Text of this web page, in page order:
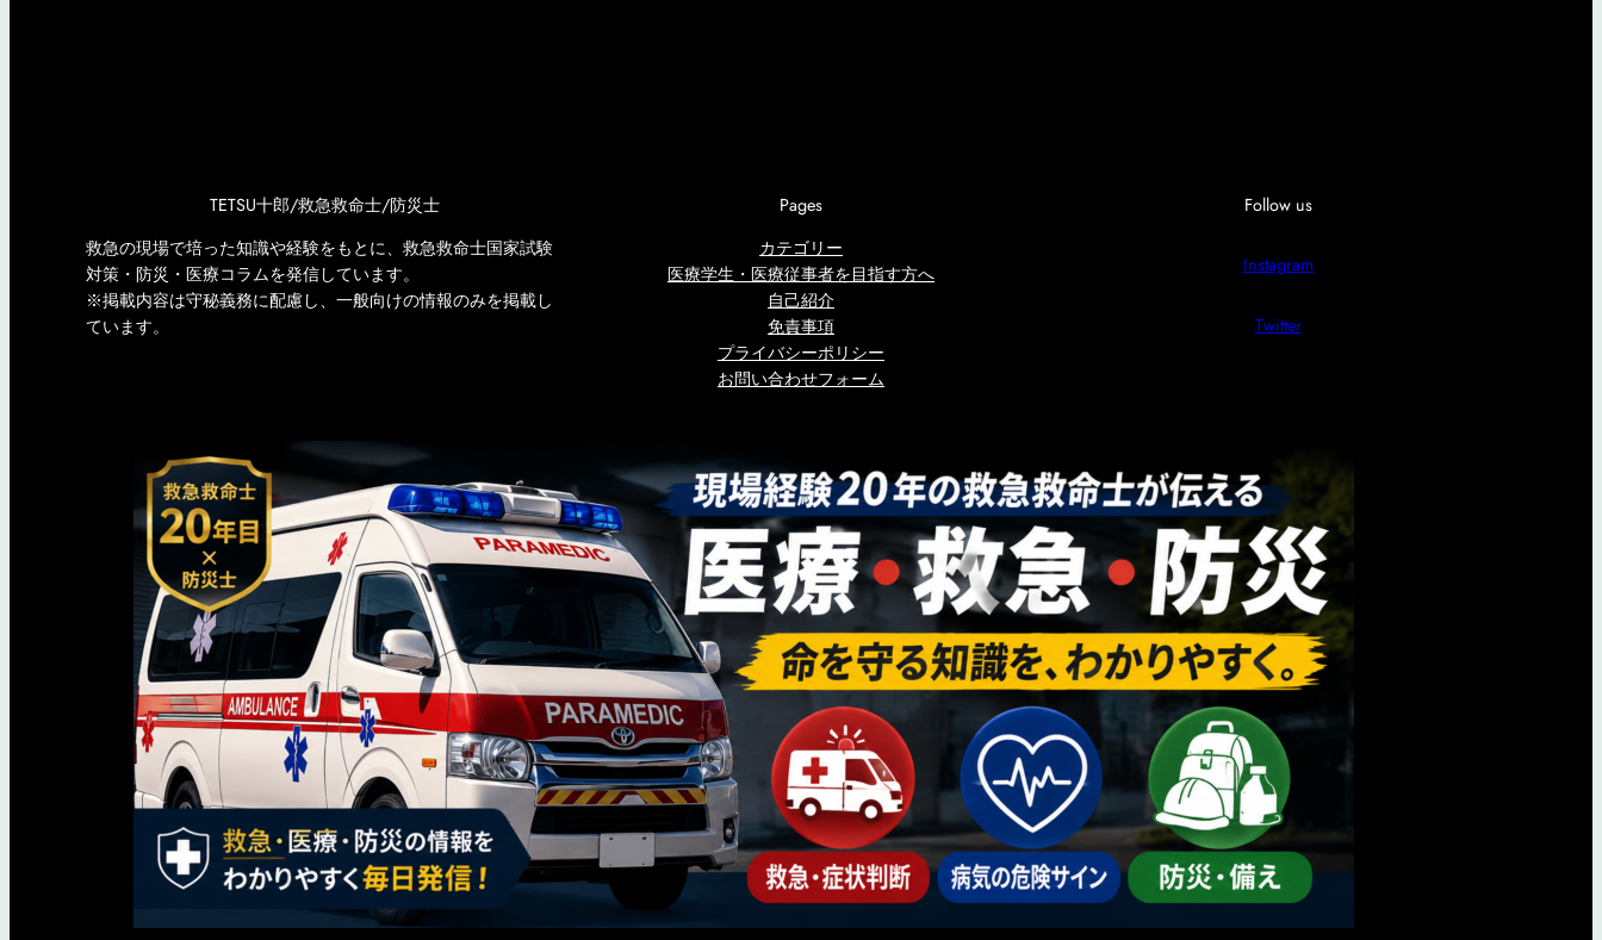
TETSU十郎/救急救命士/防災士
救急の現場で培った知識や経験をもとに、救急救命士国家試験
対策・防災・医療コラムを発信しています。
※掲載内容は守秘義務に配慮し、一般向けの情報のみを掲載し
ています。
Pages
カテゴリー
医療学生・医療従事者を目指す方へ
自己紹介
免責事項
プライバシーポリシー
お問い合わせフォーム
Follow us
Instagram
Twitter